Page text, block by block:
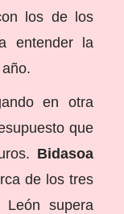
los de los
entender la
en otra
que
Bidasoa
de los tres
León supera